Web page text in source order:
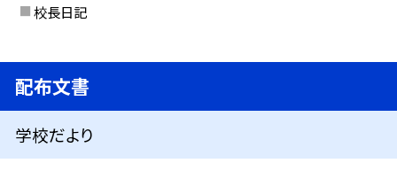
校長日記
配布文書
学校だより